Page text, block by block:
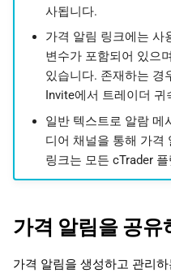
사됩니다.
가격 알림 링크에는 사
변수가 포함되어 있으
있습니다. 존재하는 경
Invite에서 트레이더 귀
일반 텍스트로 알람 메
디어 채널을 통해 가격
링크는 모든 cTrader
가격 알림을 공유
가격 알림을 생성하고 관리